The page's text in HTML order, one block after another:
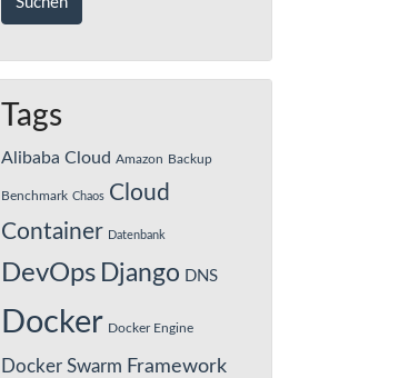
Tags
Alibaba Cloud Amazon Backup
Benchmark Chaos Cloud
Container Datenbank
DevOps Django DNS
Docker Docker Engine
Docker Swarm Framework